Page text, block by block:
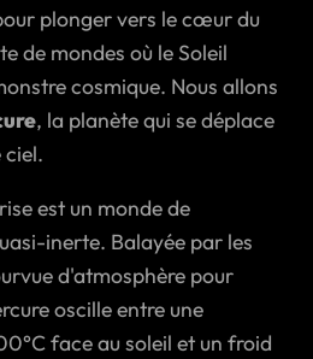
plonger vers le cœur du
de mondes où le Soleil
cosmique. Nous allons
, la planète qui se déplace
ciel.
est un monde de
inerte. Balayée par les
d'atmosphère pour
oscille entre une
face au soleil et un froid